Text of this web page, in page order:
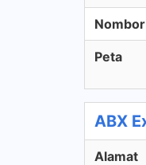
Peta
ABX
Alamat